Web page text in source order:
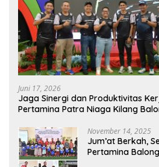
Juni 17, 2026
Jaga Sinergi dan Produktivitas
Pertamina Patra Niaga Kilang
November 14, 2025
Jum’at Berkah,
Pertamina